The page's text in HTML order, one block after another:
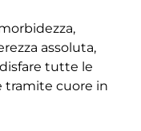
assoluta,
tutte le
tramite cuore in